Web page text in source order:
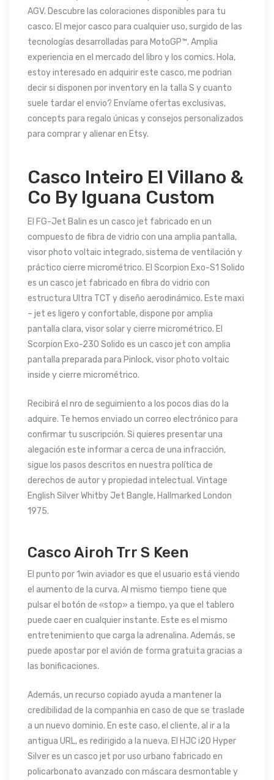
AGV. Descubre las coloraciones disponibles para tu
casco. El mejor casco para cualquier uso, surgido de las
tecnologías desarrolladas para MotoGP™. Amplia
experiencia en el mercado del libro y los comics. Hola,
estoy interesado en adquirir este casco, me podrian
decir si disponen por inventory en la talla S y cuanto
suele tardar el envio? Envíame ofertas exclusivas,
concepts para regalo únicas y consejos personalizados
para comprar y alienar en Etsy.
Casco Inteiro El Villano &
Co By Iguana Custom
El FG-Jet Balin es un casco jet fabricado en un
compuesto de fibra de vidrio con una amplia pantalla,
visor photo voltaic integrado, sistema de ventilación y
práctico cierre micrométrico. El Scorpion Exo-S1 Solido
es un casco jet fabricado en fibra do vidrio con
estructura Ultra TCT y diseño aerodinámico. Este maxi
– jet es ligero y confortable, dispone por amplia
pantalla clara, visor solar y cierre micrométrico. El
Scorpion Exo-230 Solido es un casco jet con amplia
pantalla preparada para Pinlock, visor photo voltaic
inside y cierre micrométrico.
Recibirá el nro de seguimiento a los pocos dias do la
adquire. Te hemos enviado un correo electrónico para
confirmar tu suscripción. Si quieres presentar una
alegación este informar a cerca de una infracción,
sigue los pasos descritos en nuestra política de
derechos de autor y propiedad intelectual. Vintage
English Silver Whitby Jet Bangle, Hallmarked London
1975.
Casco Airoh Trr S Keen
El punto por 1win aviador es que el usuario está viendo
el aumento de la curva. Al mismo tiempo tiene que
pulsar el botón de «stop» a tiempo, ya que el tablero
puede caer en cualquier instante. Este es el mismo
entretenimiento que carga la adrenalina. Además, se
puede apostar por el avión de forma gratuita gracias a
las bonificaciones.
Además, un recurso copiado ayuda a mantener la
credibilidad de la companhia en caso de que se traslade
a un nuevo dominio. En este caso, el cliente, al ir a la
antigua URL, es redirigido a la nueva. El HJC i20 Hyper
Silver es un casco jet por uso urbano fabricado en
policarbonato avanzado con máscara desmontable y